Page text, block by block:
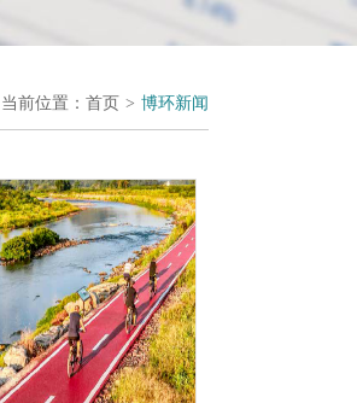
当前位置： 首页 > 博环新闻